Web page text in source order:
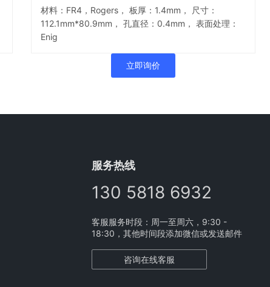
材料：FR4，Rogers， 板厚：1.4mm， 尺寸：
112.1mm*80.9mm， 孔直径：0.4mm， 表面处理：
Enig
立即询价
服务热线
130 5818 6932
客服服务时段：周一至周六，9:30 -
18:30，其他时间段添加微信或发送邮件
咨询在线客服